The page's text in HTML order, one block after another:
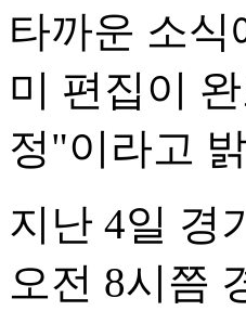
타까운 소
미 편집이
정"이라고
지난 4일 경
오전 8시쯤